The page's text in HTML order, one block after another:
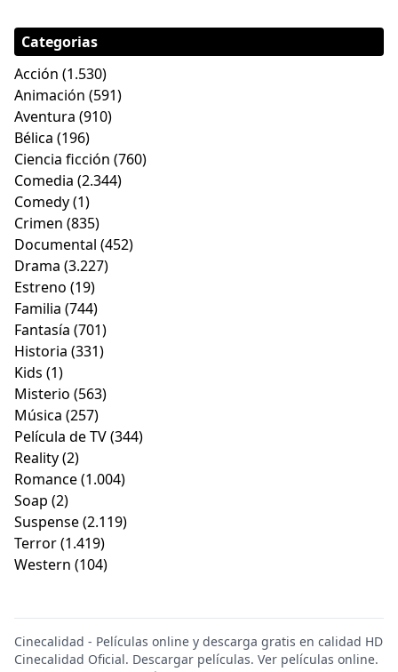
Categorias
Acción (1.530)
Animación (591)
Aventura (910)
Bélica (196)
Ciencia ficción (760)
Comedia (2.344)
Comedy(1)
Crimen (835)
Documental (452)
Drama (3.227)
Estreno (19)
Familia (744)
Fantasía (701)
Historia (331)
Kids (1)
Misterio (563)
Música (257)
Película de TV(344)
Reality(2)
Romance(1.004)
Soap (2)
Suspense(2.119)
Terror(1.419)
Western (104)
Cinecalidad - Películas online y descarga gratis en calidad HD
Cinecalidad Oficial. Descargar películas. Ver películas online.